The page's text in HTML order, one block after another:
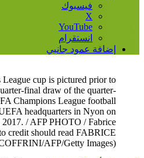
فيسبوك
‫X
‫YouTube
انستقرام
إضافة عمود جانبي
cup is pictured prior to
final draw of the quarter-
Champions League football
headquarters in Nyon on
2017. / AFP PHOTO / Fabrice
credit should read FABRICE
AFP/Getty Images)